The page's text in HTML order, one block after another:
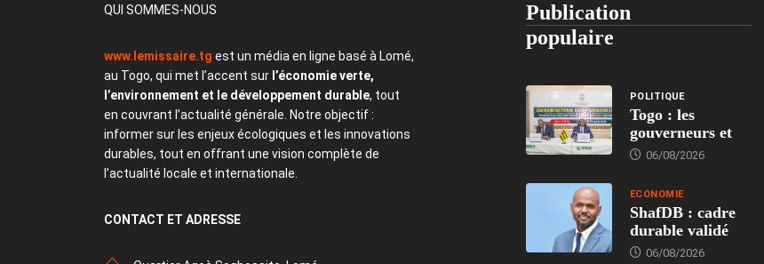
QUI SOMMES-NOUS
www.lemissaire.tg est un média en ligne basé à Lomé,
au Togo, qui met l’accent sur l’économie verte,
l’environnement et le développement durable, tout
en couvrant l’actualité générale. Notre objectif :
informer sur les enjeux écologiques et les innovations
durables, tout en offrant une vision complète de
l’actualité locale et internationale.
CONTACT ET ADRESSE
Publication
populaire
POLITIQUE
Togo : les
gouverneurs et
06/08/2026
ECONOMIE
ShafDB : cadre
durable validé
06/08/2026